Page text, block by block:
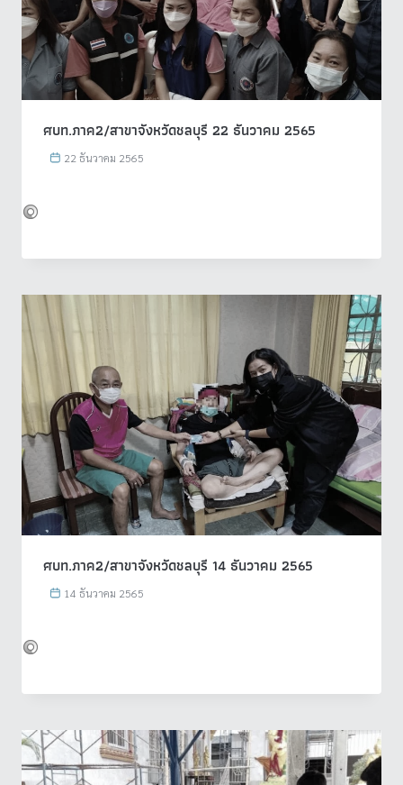
ศบท.ภาค2/สาขาจังหวัดชลบุรี 22 ธันวาคม 2565
22 ธันวาคม 2565
ศบท.ภาค2/สาขาจังหวัดชลบุรี 14 ธันวาคม 2565
14 ธันวาคม 2565